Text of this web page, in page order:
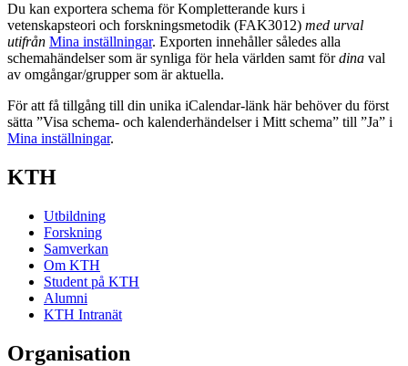
Du kan exportera schema för Kompletterande kurs i
vetenskapsteori och forskningsmetodik (FAK3012) med urval
utifrån Mina inställningar. Exporten innehåller således alla
schemahändelser som är synliga för hela världen samt fördina val
av omgångar/grupper som är aktuella.
För att få tillgång till din unika iCalendar-länk här behöver du först
sätta ”Visa schema- och kalenderhändelser i Mitt schema” till ”Ja” i
Mina inställningar.
KTH
Utbildning
Forskning
Samverkan
Om KTH
Student på KTH
Alumni
KTH Intranät
Organisation